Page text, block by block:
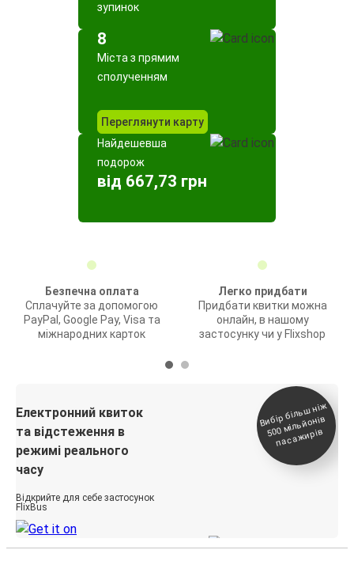
зупинок
8
Міста з прямим
сполученням
Переглянути карту
Найдешевша
подорож
від 667,73 грн
Безпечна оплата
Сплачуйте за допомогою
PayPal, Google Pay, Visa та
міжнародних карток
Легко придбати
Придбати квитки можна
онлайн, в нашому
застосунку чи у Flixshop
Електронний квиток
та відстеження в
режимі реального
часу
Відкрийте для себе застосунок
FlixBus
Вибір біль
ш ні
ж
500
мільйонів
паса
жирів